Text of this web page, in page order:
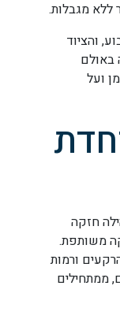
ללא מגבלות.
והציוד
באולם
ועל
חזקה
משותפת.
ורמות
ממתחילים